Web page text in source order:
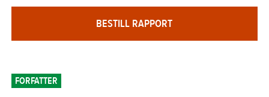
BESTILL RAPPORT
FORFATTER